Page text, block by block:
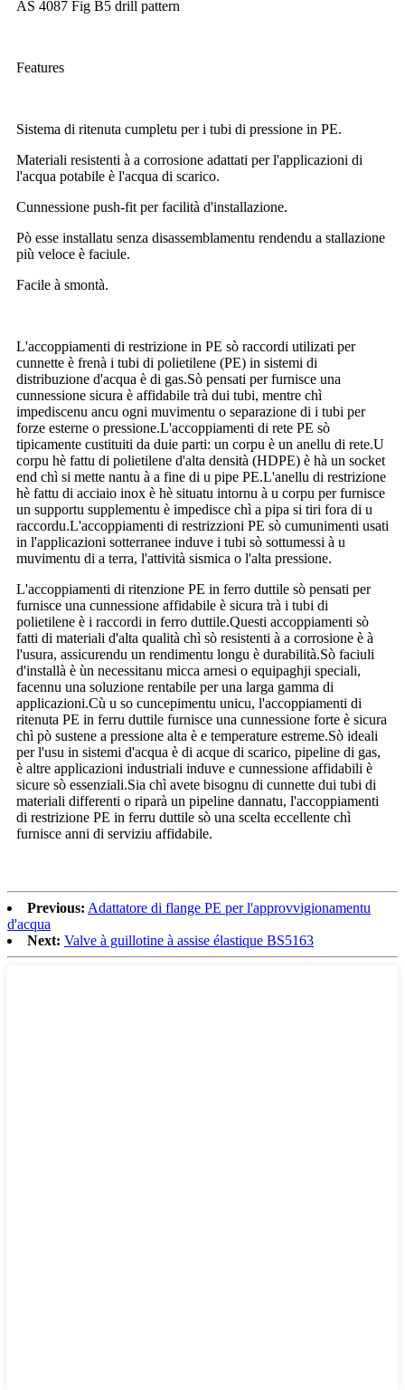
AS 4087 Fig B5 drill pattern
Features
Sistema di ritenuta cumpletu per i tubi di pressione in PE.
Materiali resistenti à a corrosione adattati per l'applicazioni di
l'acqua potabile è l'acqua di scarico.
Cunnessione push-fit per facilità d'installazione.
Pò esse installatu senza disassemblamentu rendendu a stallazione
più veloce è faciule.
Facile à smontà.
L'accoppiamenti di restrizione in PE sò raccordi utilizati per
cunnette è frenà i tubi di polietilene (PE) in sistemi di
distribuzione d'acqua è di gas.Sò pensati per furnisce una
cunnessione sicura è affidabile trà dui tubi, mentre chì
impediscenu ancu ogni muvimentu o separazione di i tubi per
forze esterne o pressione.L'accoppiamenti di rete PE sò
tipicamente custituiti da duie parti: un corpu è un anellu di rete.U
corpu hè fattu di polietilene d'alta densità (HDPE) è hà un socket
end chì si mette nantu à a fine di u pipe PE.L'anellu di restrizione
hè fattu di acciaio inox è hè situatu intornu à u corpu per furnisce
un supportu supplementu è impedisce chì a pipa si tiri fora di u
raccordu.L'accoppiamenti di restrizzioni PE sò cumunimenti usati
in l'applicazioni sotterranee induve i tubi sò sottumessi à u
muvimentu di a terra, l'attività sismica o l'alta pressione.
L'accoppiamenti di ritenzione PE in ferro duttile sò pensati per
furnisce una cunnessione affidabile è sicura trà i tubi di
polietilene è i raccordi in ferro duttile.Questi accoppiamenti sò
fatti di materiali d'alta qualità chì sò resistenti à a corrosione è à
l'usura, assicurendu un rendimentu longu è durabilità.Sò faciuli
d'installà è ùn necessitanu micca arnesi o equipaghji speciali,
facennu una soluzione rentabile per una larga gamma di
applicazioni.Cù u so cuncepimentu unicu, l'accoppiamenti di
ritenuta PE in ferru duttile furnisce una cunnessione forte è sicura
chì pò sustene a pressione alta è e temperature estreme.Sò ideali
per l'usu in sistemi d'acqua è di acque di scarico, pipeline di gas,
è altre applicazioni industriali induve e cunnessione affidabili è
sicure sò essenziali.Sia chì avete bisognu di cunnette dui tubi di
materiali differenti o riparà un pipeline dannatu, l'accoppiamenti
di restrizione PE in ferru duttile sò una scelta eccellente chì
furnisce anni di serviziu affidabile.
Previous: Adattatore di flange PE per l'approvvigionamentu
d'acqua
Next: Valve à guillotine à assise élastique BS5163